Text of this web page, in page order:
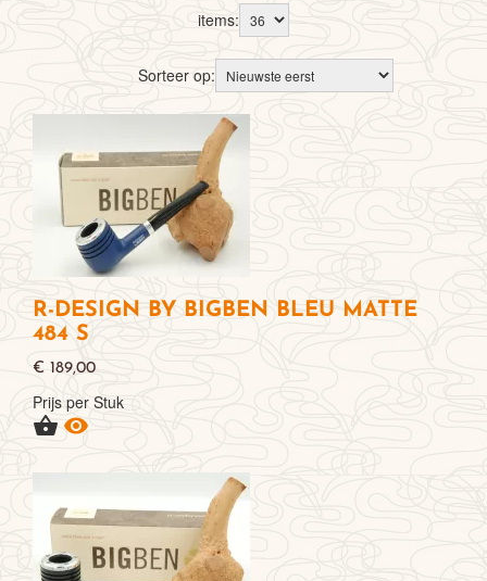
items:
Sorteer op:
R-DESIGN BY BIGBEN BLEU MATTE
484 S
€ 189,00
Prijs per Stuk
 